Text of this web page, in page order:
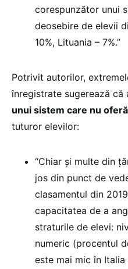
corespunzător unui
deosebire de elevii
10%, Lituania – 7%.”
Potrivit autorilor,
înregistrate sugerează că
unui sistem care nu
tuturor elevilor:
“Chiar și multe din
jos din punct de
clasamentul din
capacitatea de a
straturile de elevi:
numeric (procentul
este mai mic în Italia